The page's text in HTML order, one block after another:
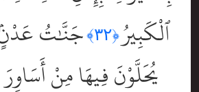
ٱلْكَبِيرُ﴿٣٢﴾
جَنَّٰتُ عَدْنٍۢ
يُحَلَّوْنَ فِيهَا مِنْ